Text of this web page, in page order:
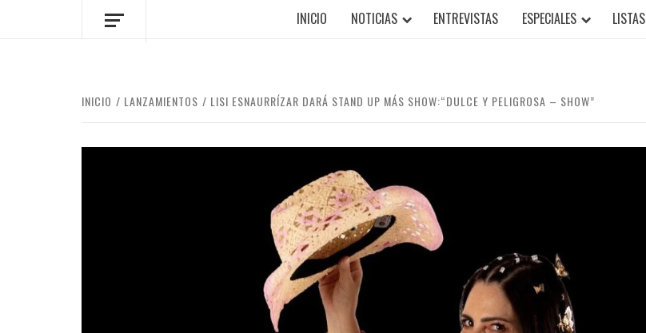
INICIO NOTICIAS ENTREVISTAS ESPECIALES LISTAS
INICIO LANZAMIENTOS LISI ESNAURRÍZAR DARÁ STAND UP MÁS SHOW:“DULCE Y PELIGROSA – SHOW”